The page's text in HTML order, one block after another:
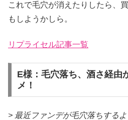
これで毛穴が消えたりしたら、
もしようかしら。
リプライセル記事一覧
E様：毛穴落ち、酒さ経由
メ！
> 最近ファンデが毛穴落ちする